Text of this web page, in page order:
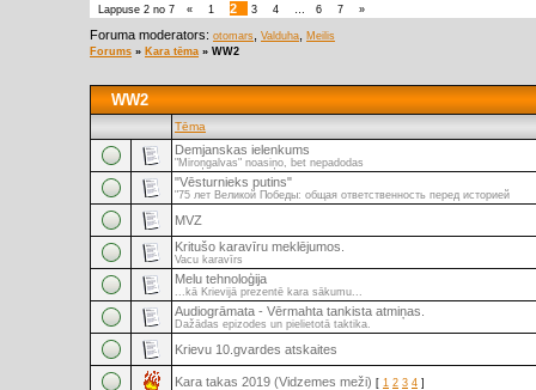
Lappuse 2 no 7 « 1 2 3 4 … 6 7 »
Foruma moderators: otomars Valduha
Meilis
Forums » Kara tēma » WW2
WW2
Tēma
Demjanskas ielenkums
"Miroņgalvas" noasiņo, bet nepadodas
"Vēsturnieks putins"
"75 лет Великой Победы: общая ответственность перед историей
MVZ
Kritušo karavīru meklējumos.
Vacu karavīrs
Melu tehnoloģija
...kā Krievijā prezentē kara sākumu...
Audiogrāmata - Vērmahta tankista atmiņas.
Dažādas epizodes un pielietotā taktika.
Krievu 10.gvardes atskaites
Kara takas 2019 (Vidzemes meži) [ 1 2 3 4 ]